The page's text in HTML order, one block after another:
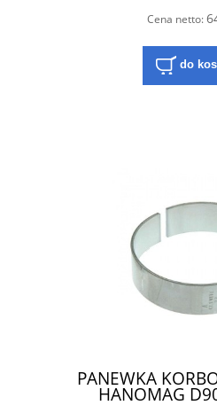
Cena netto:
do
PANEWKA
HANOMAG